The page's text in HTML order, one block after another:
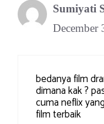
Sumiyati
December
bedanya film
dimana kak ?
cuma neflix
film terbaik